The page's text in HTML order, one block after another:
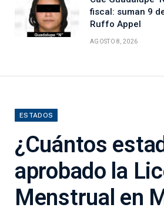
fiscal: suman 9
Ruffo Appel
AGOSTO 8, 2026
ESTADOS
¿Cuántos
aprobado la
Menstrual en